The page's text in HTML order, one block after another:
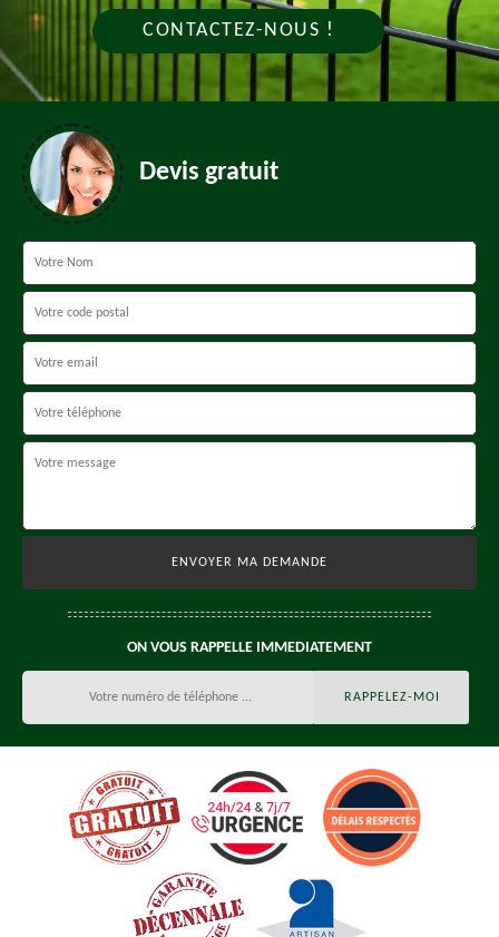
CONTACTEZ-NOUS !
Devis gratuit
ON VOUS RAPPELLE IMMEDIATEMENT